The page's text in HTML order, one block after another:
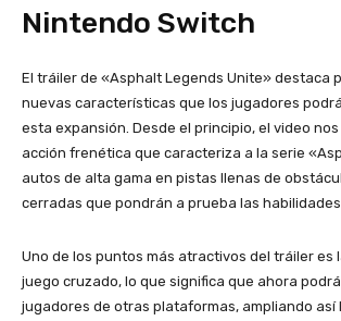
Nintendo Switch
El tráiler de «Asphalt Legends Unite» destaca
nuevas características que los jugadores
esta expansión. Desde el principio, el video
acción frenética que caracteriza a la serie
autos de alta gama en pistas llenas de
cerradas que pondrán a prueba las
Uno de los puntos más atractivos del tráiler es
juego cruzado, lo que significa que ahora
jugadores de otras plataformas, ampliando así